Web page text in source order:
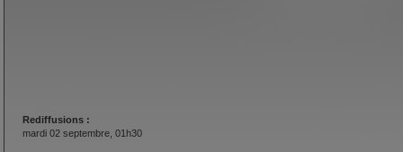
Rediffusions :
mardi 02 septembre, 01h30